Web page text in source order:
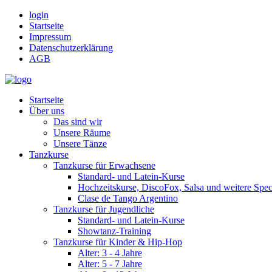
login
Startseite
Impressum
Datenschutzerklärung
AGB
Startseite
Über uns
Das sind wir
Unsere Räume
Unsere Tänze
Tanzkurse
Tanzkurse für Erwachsene
Standard- und Latein-Kurse
Hochzeitskurse, DiscoFox, Salsa und weitere
Clase de Tango Argentino
Tanzkurse für Jugendliche
Standard- und Latein-Kurse
Showtanz-Training
Tanzkurse für Kinder & Hip-Hop
Alter: 3 - 4 Jahre
Alter: 5 - 7 Jahre